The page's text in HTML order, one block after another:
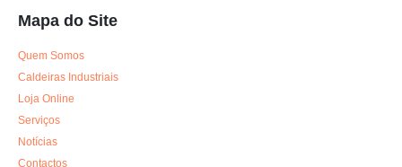
Mapa do Site
Quem Somos
Caldeiras Industriais
Loja Online
Serviços
Notícias
Contactos